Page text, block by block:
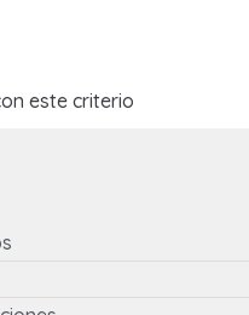
este criterio